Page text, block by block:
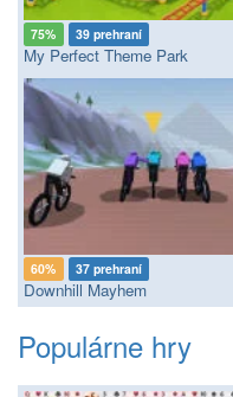
75% 39 prehraní
My Perfect Theme Park
60% 37 prehraní
Downhill Mayhem
Populárne hry